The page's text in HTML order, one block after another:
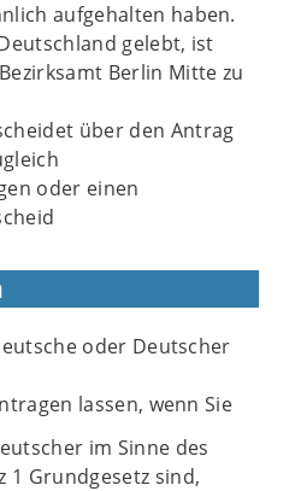
aufgehalten haben.
gelebt, ist
Berlin Mitte zu
über den Antrag
oder einen
oder Deutscher
lassen, wenn Sie
im Sinne des
1 Grundgesetz sind,